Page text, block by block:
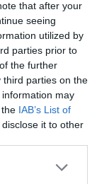
that after your
seeing
utilized by
parties prior to
the further
third parties on the
information may
IAB’s List of
it to other
or more Google
Tie následne
späť do